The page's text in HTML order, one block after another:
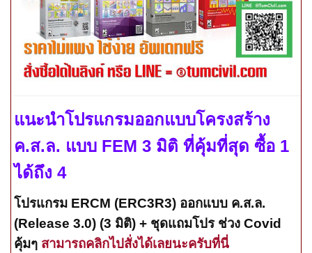
แนะนำโปรแกรมออกแบบโครงสร้าง
ค.ส.ล. แบบ FEM 3 มิติ ที่คุ้มที่สุด ซื้อ 1
ได้ถึง 4
โปรแกรม ERCM (ERC3R3) ออกแบบ ค.ส.ล.
(Release 3.0) (3 มิติ) + ชุดแถมโปร ช่วง Covid
คุ้มๆ สามารถคลิกไปสั่งได้เลยนะครับที่นี่